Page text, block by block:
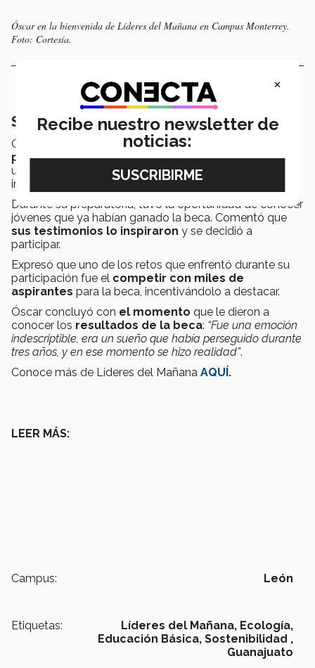
Óscar en la bienvenida de Líderes del Mañana en Campus Monterrey.
Foto: Cortesía.
Ser un Líder del Mañana
Óscar se enteró de la becaLíderes del Mañana
principios de preparatoria, cuando investigando
universidades encontró información de la beca en
internet.
Durante su preparatoria, tuvo la oportunidad de conocer
jóvenes que ya habían ganado la beca. Comentó que
sus testimonios lo inspiraron y se decidió a
participar.
Expresó que uno de los retos que enfrentó durante su
participación fue el competir con miles de
aspirantes para la beca, incentivándolo a destacar.
Óscar concluyó con el momento que le dieron a
conocer los resultados de la beca: “Fue una emoción
indescriptible, era un sueño que había perseguido durante
tres años, y en ese momento se hizo realidad”.
Conoce más de Líderes del Mañana AQUÍ .
LEER MÁS:
Campus: León
Etiquetas: Líderes del Mañana, Ecología,
Educación Básica, Sostenibilidad ,
Guanajuato
×
Recibe nuestro newsletter de
noticias: